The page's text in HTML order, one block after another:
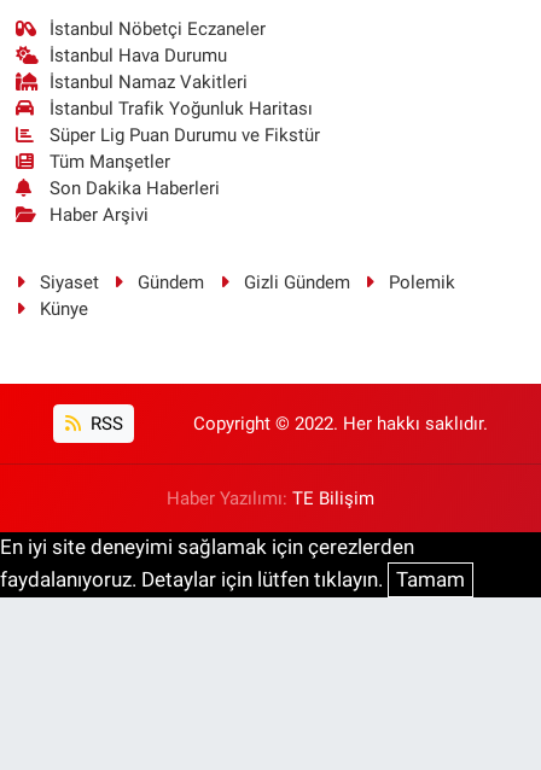
İstanbul Nöbetçi Eczaneler
İstanbul Hava Durumu
İstanbul Namaz Vakitleri
İstanbul Trafik Yoğunluk Haritası
Süper Lig Puan Durumu ve Fikstür
Tüm Manşetler
Son Dakika Haberleri
Haber Arşivi
Siyaset Gündem Gizli Gündem
Polemik
Künye
RSS Copyright © 2022. Her hakkı saklıdır.
Haber Yazılımı: TE Bilişim
En iyi site deneyimi sağlamak için çerezlerden
faydalanıyoruz. Detaylar için lütfen tıklayın. Tamam